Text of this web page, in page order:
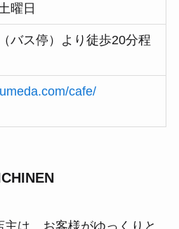
曜日
バス停）より徒歩20分程
cafe/